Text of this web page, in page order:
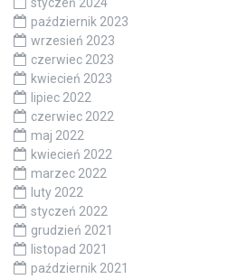
październik 2023
wrzesień 2023
czerwiec 2023
kwiecień 2023
lipiec 2022
czerwiec 2022
maj 2022
kwiecień 2022
marzec 2022
luty 2022
styczeń 2022
grudzień 2021
listopad 2021
październik 2021